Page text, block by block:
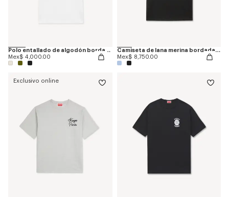
Polo entallado de algodón bordado 'KENZO Signature'
Mex$ 4,000.00
Camiseta de lana merina bordada 'KENZO Signature'
Mex$ 8,750.00
Exclusivo online